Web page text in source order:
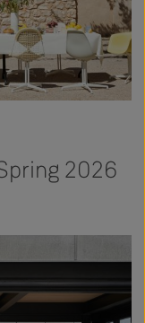
2026